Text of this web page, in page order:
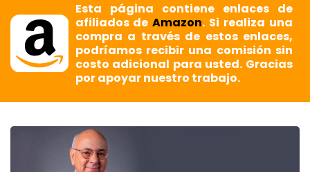
Esta página contiene enlaces de
afiliados deAmazon. Si realiza una
compra a través de estos enlaces,
podríamos recibir una comisión sin
costo adicional para usted. Gracias
por apoyar nuestro trabajo.